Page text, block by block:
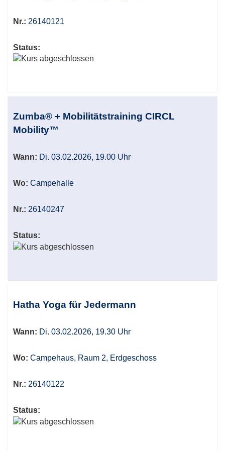
Nr.: 26140121
Status:
Zumba® + Mobilitätstraining CIRCL
Mobility™
Wann: Di. 03.02.2026, 19.00 Uhr
Wo: Campehalle
Nr.: 26140247
Status:
Hatha Yoga für Jedermann
Wann: Di. 03.02.2026, 19.30 Uhr
Wo: Campehaus, Raum 2, Erdgeschoss
Nr.: 26140122
Status: